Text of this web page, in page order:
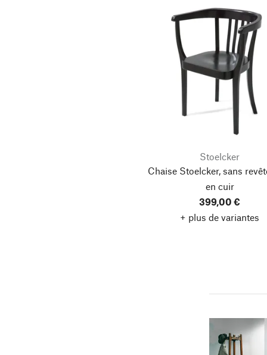
Stoelcker
Chaise Stoelcker, sans
en cuir
399,00 €
+ plus de variantes